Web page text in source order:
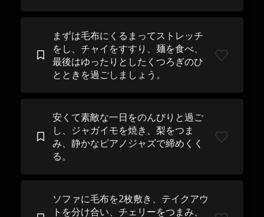
まずは毛布にくるまってストレッチ
をし、チャイをすすり、麺を食べ、
最後はゆったりとしたくつろぎのひ
とときを過ごしましょう。
安くて素敵な一日をのんびりと過ご
し、ジャガイモを焼き、梨をつま
み、静かなピアノジャズで締めくく
る。
ソファに毛布を2枚敷き、テイクアウ
トを分け合い、チェリーをつまみ、